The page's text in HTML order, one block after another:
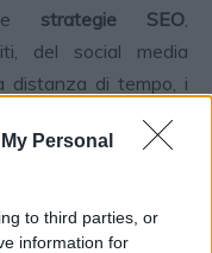
Personal
to third parties, or
information for
strategie SEO,
del social media
distanza di tempo, i
, studiando
sito e alla vostra